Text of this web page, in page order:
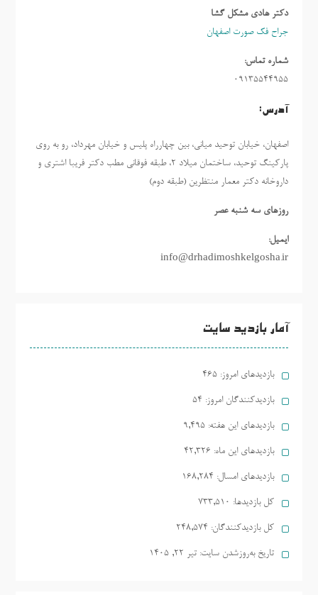
دکتر هادی مشکل گشا
جراح فک صورت اصفهان
شماره تماس:
09135544955
آدرس:
اصفهان، خیابان توحید میانی، بین چهارراه پلیس و خیابان مهرداد، رو به روی
پارکینگ توحید، ساختمان میلاد ٢، طبقه فوقانی مطب دکتر فریبا اشتری و
داروخانه دکتر معمار منتظرین (طبقه دوم)
روزهاي سه شنبه عصر
ایمیل:
info@drhadimoshkelgosha.ir
آمار بازدید سایت
بازدیدهای امروز: 465
بازدیدکنندگان امروز: 54
بازدیدهای این هفته: 9,495
بازدیدهای این ماه: 42,326
بازدیدهای امسال: 168,284
کل بازدیدها: 733,510
کل بازدیدکنند‌گان: 248,574
تاریخ به‌روزشدن سایت: تیر ۲۲, ۱۴۰۵